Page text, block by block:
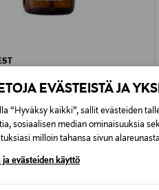
EVÄSTEISTÄ JA
“Hyväksy kaikki”, sallit evästeiden
sosiaalisen median ominaisuuksia
milloin tahansa sivun
ja evästeiden käyttö